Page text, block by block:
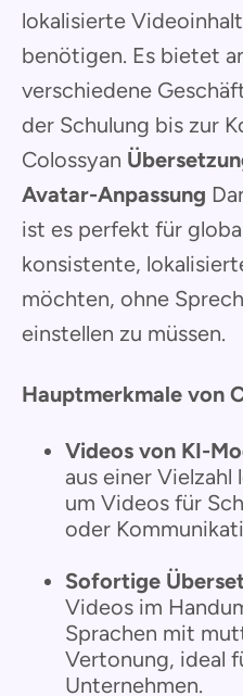
lokalisierte
benötigen. Es bietet
verschiedene
der Schulung bis zur
Colossyan
Avatar-Anpassung
ist es perfekt für
konsistente,
möchten, ohne
einstellen zu müssen.
Hauptmerkmale von
Videos von KI-
aus einer
um Videos für
oder
Sofortige
Videos im
Sprachen mit
Vertonung, ideal
Unternehmen.